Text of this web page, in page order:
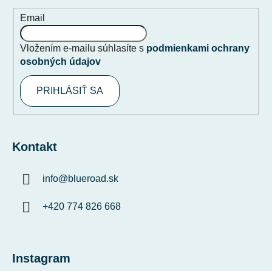
Email
Vložením e-mailu súhlasíte s podmienkami ochrany
osobných údajov
PRIHLÁSIŤ SA
Kontakt
info@blueroad.sk
+420 774 826 668
Instagram